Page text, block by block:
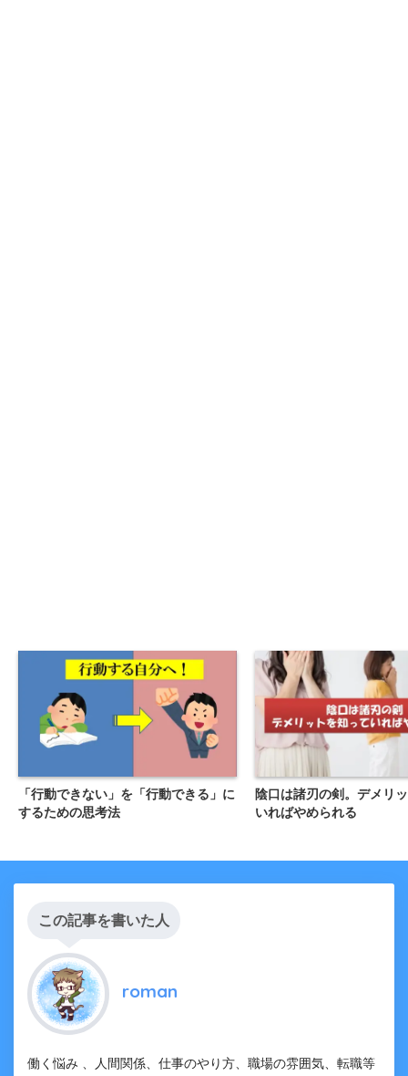
「行動できない」を「行動できる」に
するための思考法
陰口は諸刃の剣。デメリ
いればやめられる
この記事を書いた人
roman
働く悩み 、人間関係、仕事のやり方、職場の雰囲気、転職等